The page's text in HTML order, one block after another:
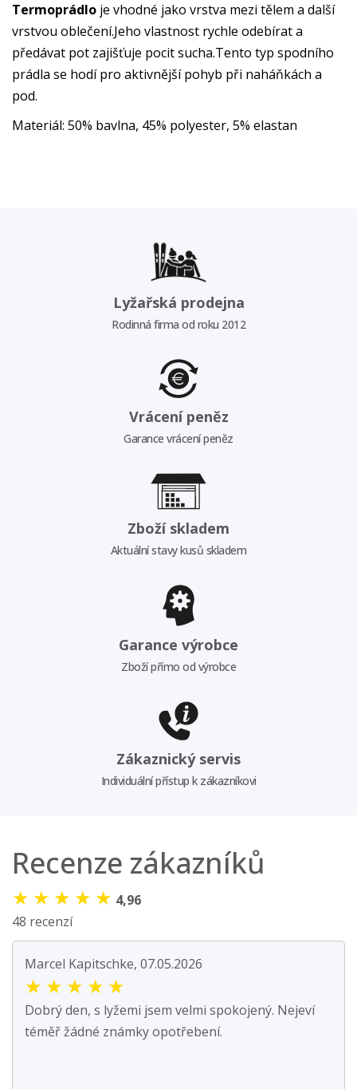
Termoprádlo je vhodné jako vrstva mezi tělem a další
vrstvou oblečení.Jeho vlastnost rychle odebírat a
předávat pot zajišťuje pocit sucha.Tento typ spodního
prádla se hodí pro aktivnější pohyb při naháňkách a
pod.
Materiál: 50% bavlna, 45% polyester, 5% elastan
Lyžařská prodejna
Rodinná firma od roku 2012
Vrácení peněz
Garance vrácení peněz
Zboží skladem
Aktuální stavy kusů skladem
Garance výrobce
Zboží přímo od výrobce
Zákaznický servis
Individuální přístup k zákazníkovi
Recenze zákazníků
★ ★ ★ ★ ★ 4,96
48 recenzí
Marcel Kapitschke, 07.05.2026
★ ★ ★ ★ ★
Dobrý den, s lyžemi jsem velmi spokojený. Nejeví
téměř žádné známky opotřebení.